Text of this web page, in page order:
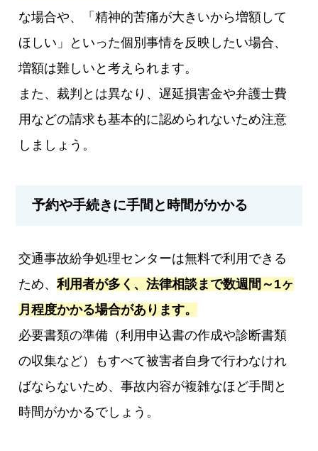
な場合や、「精神的苦痛が大きいから増額して
ほしい」といった個別事情を反映したい場合、
増額は難しいと考えられます。
また、裁判とは異なり、遅延損害金や弁護士費
用などの請求も基本的に認められないため注意
しましょう。
予約や手続きに手間と時間がかかる
交通事故紛争処理センターは無料で利用できる
ため、利用者が多く、法律相談まで数週間～1ヶ
月程度かかる場合があります。
必要書類の準備（利用申込書の作成や診断書類
の収集など）もすべて被害者自身で行わなけれ
ばならないため、事故内容が複雑なほど手間と
時間がかかるでしょう。